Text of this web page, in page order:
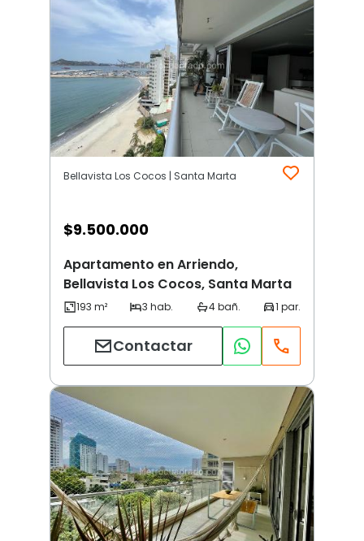
Bellavista Los Cocos | Santa Marta
$9.500.000
Apartamento en Arriendo,
Bellavista Los Cocos, Santa Marta
Contactar